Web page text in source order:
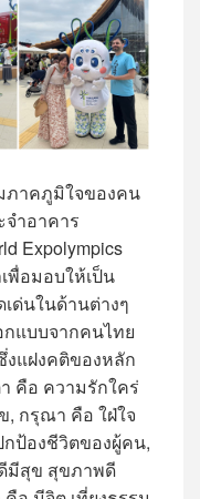
าคภูมิใจของคน
จำอาคาร
Expolympics
พื่อมอบให้เป็น
ด่นในด้านต่างๆ
กแบบจากคนไทย
แฝงคติของหลัก
คือ ความรักใคร่
, กรุณา คือ ใฝ่ใจ
ป้องชีวิตของผู้คน,
มีสุข สุขภาพดี